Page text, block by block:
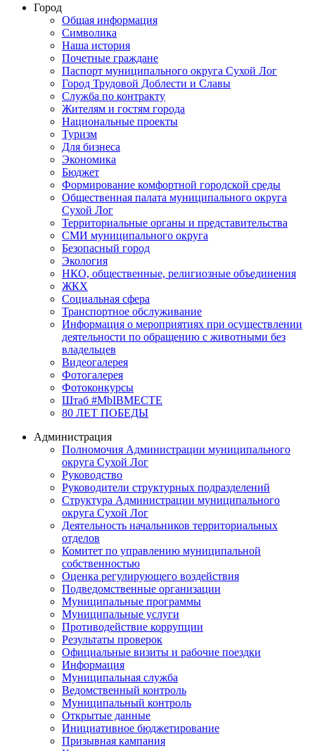
Город
Общая информация
Символика
Наша история
Почетные граждане
Паспорт муниципального округа Сухой Лог
Город Трудовой Доблести и Славы
Служба по контракту
Жителям и гостям города
Национальные проекты
Туризм
Для бизнеса
Экономика
Бюджет
Формирование комфортной городской среды
Общественная палата муниципального округа
Сухой Лог
Территориальные органы и представительства
СМИ муниципального округа
Безопасный город
Экология
НКО, общественные, религиозные объединения
ЖКХ
Социальная сфера
Транспортное обслуживание
Информация о мероприятиях при осуществлении
деятельности по обращению с животными без
владельцев
Видеогалерея
Фотогалерея
Фотоконкурсы
Штаб #MbIBMECTE
80 ЛЕТ ПОБЕДЫ
Администрация
Полномочия Администрации муниципального
округа Сухой Лог
Руководство
Руководители структурных подразделений
Структура Администрации муниципального
округа Сухой Лог
Деятельность начальников территориальных
отделов
Комитет по управлению муниципальной
собственностью
Оценка регулирующего воздействия
Подведомственные организации
Муниципальные программы
Муниципальные услуги
Противодействие коррупции
Результаты проверок
Официальные визиты и рабочие поездки
Информация
Муниципальная служба
Ведомственный контроль
Муниципальный контроль
Открытые данные
Инициативное бюджетирование
Призывная кампания